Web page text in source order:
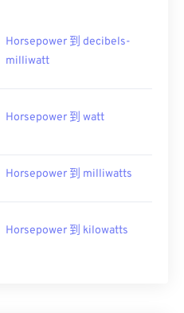
Horsepower 到 decibels-
milliwatt
Horsepower 到 watt
Horsepower 到 milliwatts
Horsepower 到 kilowatts